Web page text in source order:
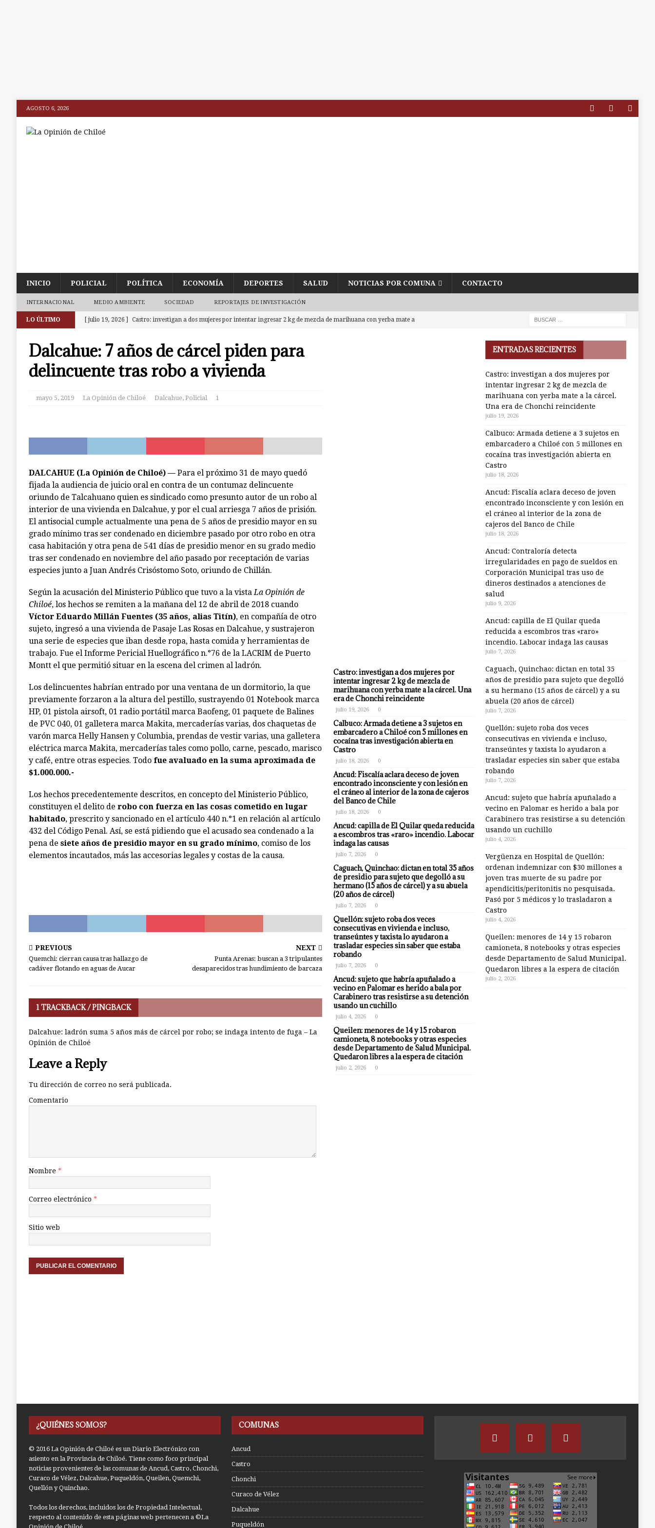
AGOSTO 6, 2026
INICIO POLICIAL POLÍTICA ECONOMÍA DEPORTES SALUD NOTICIAS POR COMUNA CONTACTO
INTERNACIONAL MEDIO AMBIENTE SOCIEDAD REPORTAJES DE INVESTIGACIÓN
LO ÚLTIMO [ julio 19, 2026 ] Castro: investigan a dos mujeres por intentar ingresar 2 kg de mezcla de marihuana con yerba mate a
[ julio 18, 2026 ] Calbuco: Armada detiene a 3 sujetos en embarcadero a Chiloé con 5 millones en cocaína tras
investigación abierta en Castro CALBUCO
la zona de cajeros del Banco de Chile
ANCUD
Dalcahue: 7 años de cárcel piden para
delincuente tras robo a vivienda
mayo 5, 2019 La Opinión de Chiloé Dalcahue, Policial 1
DALCAHUE (La Opinión de Chiloé) —Para el próximo 31 de mayo quedó
fijada la audiencia de juicio oral en contra de un contumaz delincuente
oriundo de Talcahuano quien es sindicado como presunto autor de un robo al
interior de una vivienda en Dalcahue, y por el cual arriesga 7 años de prisión.
El antisocial cumple actualmente una pena de 5 años de presidio mayor en su
grado mínimo tras ser condenado en diciembre pasado por otro robo en otra
casa habitación y otra pena de 541 días de presidio menor en su grado medio
tras ser condenado en noviembre del año pasado por receptación de varias
especies junto a Juan Andrés Crisóstomo Soto, oriundo de Chillán.
Según la acusación del Ministerio Público que tuvo a la vistaLa Opinión de
Chiloé, los hechos se remiten a la mañana del 12 de abril de 2018 cuando
Víctor Eduardo Millán Fuentes (35 años, alias Titín), en compañía de otro
sujeto, ingresó a una vivienda de Pasaje Las Rosas en Dalcahue, y sustrajeron
una serie de especies que iban desde ropa, hasta comida y herramientas de
trabajo. Fue el Informe Pericial Huellográfico n.°76 de la LACRIM de Puerto
Montt el que permitió situar en la escena del crimen al ladrón.
Los delincuentes habrían entrado por una ventana de un dormitorio, la que
previamente forzaron a la altura del pestillo, sustrayendo 01 Notebook marca
HP, 01 pistola airsoft, 01 radio portátil marca Baofeng, 01 paquete de Balines
de PVC 040, 01 galletera marca Makita, mercaderías varias, dos chaquetas de
varón marca Helly Hansen y Columbia, prendas de vestir varias, una galletera
eléctrica marca Makita, mercaderías tales como pollo, carne, pescado, marisco
y café, entre otras especies. Todo fue avaluado en la suma aproximada de
$1.000.000.-
Los hechos precedentemente descritos, en concepto del Ministerio Público,
constituyen el delito de robo con fuerza en las cosas cometido en lugar
habitado, prescrito y sancionado en el artículo 440 n.°1 en relación al artículo
432 del Código Penal. Así, se está pidiendo que el acusado sea condenado a la
pena de siete años de presidio mayor en su grado mínimo, comiso de los
elementos incautados, más las accesorias legales y costas de la causa.
PREVIOUS
Quemchi: cierran causa tras hallazgo de
cadáver flotando en aguas de Aucar
NEXT
Punta Arenas: buscan a 3 tripulantes
desaparecidos tras hundimiento de barcaza
1 TRACKBACK / PINGBACK
Dalcahue: ladrón suma 5 años más de cárcel por robo; se indaga intento de fuga – La
Opinión de Chiloé
Leave a Reply
Tu dirección de correo no será publicada.
Comentario
Nombre *
Correo electrónico *
Sitio web
Castro: investigan a dos mujeres por
intentar ingresar 2 kg de mezcla de
marihuana con yerba mate a la cárcel. Una
era de Chonchi reincidente
julio 19, 2026 0
Calbuco: Armada detiene a 3 sujetos en
embarcadero a Chiloé con 5 millones en
cocaína tras investigación abierta en
Castro
julio 18, 2026 0
Ancud: Fiscalía aclara deceso de joven
encontrado inconsciente y con lesión en
el cráneo al interior de la zona de cajeros
del Banco de Chile
julio 18, 2026 0
Ancud: capilla de El Quilar queda reducida
a escombros tras «raro» incendio. Labocar
indaga las causas
julio 7, 2026 0
Caguach, Quinchao: dictan en total 35 años
de presidio para sujeto que degolló a su
hermano (15 años de cárcel) y a su abuela
(20 años de cárcel)
julio 7, 2026 0
Quellón: sujeto roba dos veces
consecutivas en vivienda e incluso,
transeúntes y taxista lo ayudaron a
trasladar especies sin saber que estaba
robando
julio 7, 2026 0
Ancud: sujeto que habría apuñalado a
vecino en Palomar es herido a bala por
Carabinero tras resistirse a su detención
usando un cuchillo
julio 4, 2026 0
Queilen: menores de 14 y 15 robaron
camioneta, 8 notebooks y otras especies
desde Departamento de Salud Municipal.
Quedaron libres a la espera de citación
julio 2, 2026 0
ENTRADAS RECIENTES
Castro: investigan a dos mujeres por
intentar ingresar 2 kg de mezcla de
marihuana con yerba mate a la cárcel.
Una era de Chonchi reincidente
julio 19, 2026
Calbuco: Armada detiene a 3 sujetos en
embarcadero a Chiloé con 5 millones en
cocaína tras investigación abierta en
Castro
julio 18, 2026
Ancud: Fiscalía aclara deceso de joven
encontrado inconsciente y con lesión en
el cráneo al interior de la zona de
cajeros del Banco de Chile
julio 18, 2026
Ancud: Contraloría detecta
irregularidades en pago de sueldos en
Corporación Municipal tras uso de
dineros destinados a atenciones de
salud
julio 9, 2026
Ancud: capilla de El Quilar queda
reducida a escombros tras «raro»
incendio. Labocar indaga las causas
julio 7, 2026
Caguach, Quinchao: dictan en total 35
años de presidio para sujeto que degolló
a su hermano (15 años de cárcel) y a su
abuela (20 años de cárcel)
julio 7, 2026
Quellón: sujeto roba dos veces
consecutivas en vivienda e incluso,
transeúntes y taxista lo ayudaron a
trasladar especies sin saber que estaba
robando
julio 7, 2026
Ancud: sujeto que habría apuñalado a
vecino en Palomar es herido a bala por
Carabinero tras resistirse a su detención
usando un cuchillo
julio 4, 2026
Vergüenza en Hospital de Quellón:
ordenan indemnizar con $30 millones a
joven tras muerte de su padre por
apendicitis/peritonitis no pesquisada.
Pasó por 5 médicos y lo trasladaron a
Castro
julio 4, 2026
Queilen: menores de 14 y 15 robaron
camioneta, 8 notebooks y otras especies
desde Departamento de Salud Municipal.
Quedaron libres a la espera de citación
julio 2, 2026
¿QUIÉNES SOMOS?
© 2016 La Opinión de Chiloé es un Diario Electrónico con
asiento en la Provincia de Chiloé. Tiene como foco principal
noticias provenientes de las comunas de Ancud, Castro, Chonchi,
Curaco de Vélez, Dalcahue, Puqueldón, Queilen, Quemchi,
Quellón y Quinchao.
Todos los derechos, incluidos los de Propiedad Intelectual,
respecto al contenido de esta páginas web pertenecen a ©La
COMUNAS
Ancud
Castro
Chonchi
Curaco de Vélez
Dalcahue
Puqueldón